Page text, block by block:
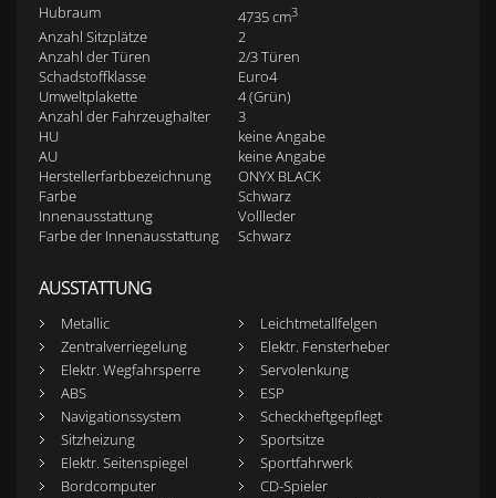
Hubraum 4735 cm3
Anzahl Sitzplätze
2
Anzahl der Türen
2/3 Türen
Schadstoffklasse
Euro4
Umweltplakette
4 (Grün)
Anzahl der Fahrzeughalter
3
HU
keine Angabe
AU
keine Angabe
Herstellerfarbbezeichnung
ONYX BLACK
Farbe
Schwarz
Innenausstattung
Vollleder
Farbe der Innenausstattung
Schwarz
AUSSTATTUNG
Metallic
Leichtmetallfelgen
Zentralverriegelung
Elektr. Fensterheber
Elektr. Wegfahrsperre
Servolenkung
ABS
ESP
Navigationssystem
Scheckheftgepflegt
Sitzheizung
Sportsitze
Elektr. Seitenspiegel
Sportfahrwerk
Bordcomputer
CD-Spieler